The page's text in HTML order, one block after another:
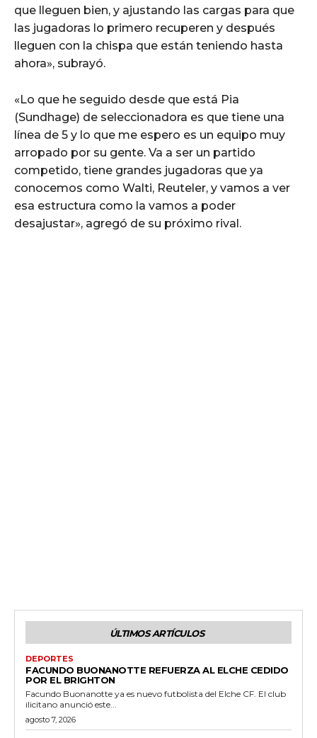
que lleguen bien, y ajustando las cargas para que
las jugadoras lo primero recuperen y después
lleguen con la chispa que están teniendo hasta
ahora», subrayó.
«Lo que he seguido desde que está Pia
(Sundhage) de seleccionadora es que tiene una
línea de 5 y lo que me espero es un equipo muy
arropado por su gente. Va a ser un partido
competido, tiene grandes jugadoras que ya
conocemos como Walti, Reuteler, y vamos a ver
esa estructura como la vamos a poder
desajustar», agregó de su próximo rival.
ÚLTIMOS ARTÍCULOS
DEPORTES
FACUNDO BUONANOTTE REFUERZA AL ELCHE CEDIDO
POR EL BRIGHTON
Facundo Buonanotte ya es nuevo futbolista del Elche CF. El club
ilicitano anunció este...
agosto 7, 2026